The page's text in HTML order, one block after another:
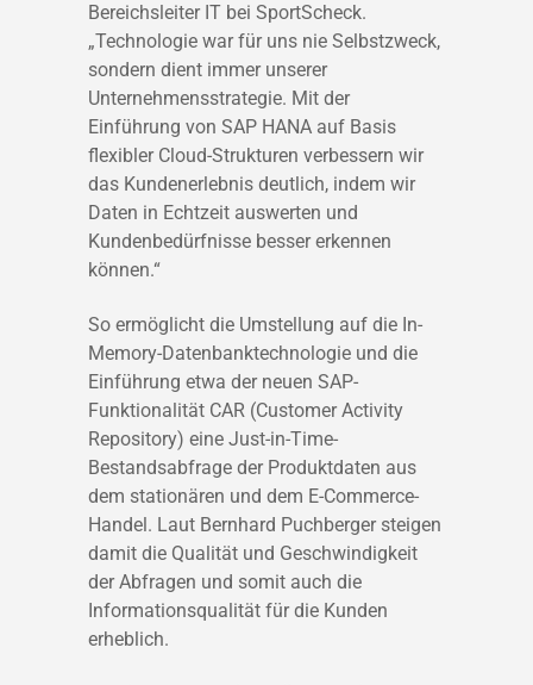
Bereichsleiter IT bei SportScheck.
„Technologie war für uns nie Selbstzweck,
sondern dient immer unserer
Unternehmensstrategie. Mit der
Einführung von SAP HANA auf Basis
flexibler Cloud-Strukturen verbessern wir
das Kundenerlebnis deutlich, indem wir
Daten in Echtzeit auswerten und
Kundenbedürfnisse besser erkennen
können.“
So ermöglicht die Umstellung auf die In-
Memory-Datenbanktechnologie und die
Einführung etwa der neuen SAP-
Funktionalität CAR (Customer Activity
Repository) eine Just-in-Time-
Bestandsabfrage der Produktdaten aus
dem stationären und dem E-Commerce-
Handel. Laut Bernhard Puchberger steigen
damit die Qualität und Geschwindigkeit
der Abfragen und somit auch die
Informationsqualität für die Kunden
erheblich.